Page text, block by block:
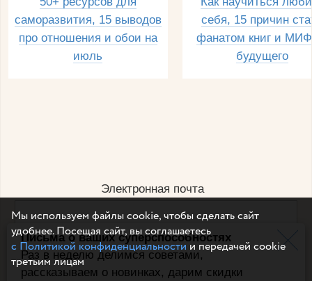
Письма о ваших суперспособностях
Раз в неделю делимся советами,
рассказываем о новинках, дарим скидки
саморазвития, 15 выводов
про отношения и обои на
июль
себя, 15 причин
фанатом книг и
будущего
Электронная почта
Например, dulsineya@gmail.com
Без спама и смс
Мы используем файлы cookie, чтобы сделать сайт
удобнее. Посещая сайт, вы соглашаетесь
с Политикой конфиденциальностии передачей cookie
третьим лицам